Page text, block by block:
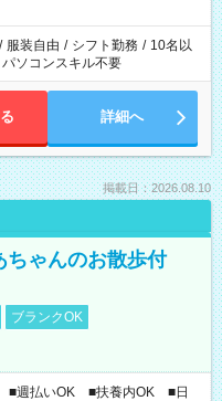
勤務時間と、もう1つのお仕事
超える場合は応募できません。
/ 服装自由 / シフト勤務 / 10名以
パソコンスキル不要
詳細へ
掲載日：2026.08.10
ちゃんのお散歩付
ブランクOK
■週払いOK ■扶養内OK ■日